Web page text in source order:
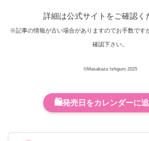
詳細は公式サイトをご確認く
※記事の情報が古い場合がありますのでお手数です
確認下さい。
©Masakazu Ishiguro 2025
🛍️発売日をカレンダーに